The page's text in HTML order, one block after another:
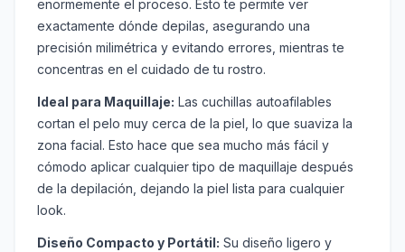
enormemente el proceso. Esto te permite ver
exactamente dónde depilas, asegurando una
precisión milimétrica y evitando errores, mientras te
concentras en el cuidado de tu rostro.
Ideal para Maquillaje: Las cuchillas autoafilables
cortan el pelo muy cerca de la piel, lo que suaviza la
zona facial. Esto hace que sea mucho más fácil y
cómodo aplicar cualquier tipo de maquillaje después
de la depilación, dejando la piel lista para cualquier
look.
Diseño Compacto y Portátil: Su diseño ligero y